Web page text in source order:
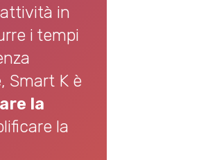
in
i tempi
Smart K è
la
la